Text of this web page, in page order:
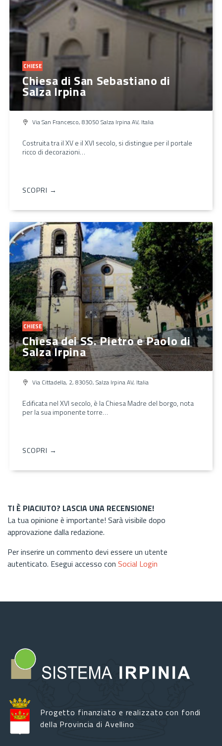
CHIESE
Chiesa di San Sebastiano di
Salza Irpina
Via San Francesco, 83050 Salza Irpina AV, Italia
Costruita tra il XV e il XVI secolo, si distingue per il portale
ricco di decorazioni…
SCOPRI →
CHIESE
Chiesa dei SS. Pietro e Paolo di
Salza Irpina
Via Cittadella, 2, 83050, Salza Irpina AV, Italia
Edificata nel XVI secolo, è la Chiesa Madre del borgo, nota
per la sua imponente torre…
SCOPRI →
TI È PIACIUTO? LASCIA UNA RECENSIONE!
La tua opinione è importante! Sarà visibile dopo
approvazione dalla redazione.
Per inserire un commento devi essere un utente
autenticato. Esegui accesso con Social Login
Progetto finanziato e realizzato con fondi
della Provincia di Avellino